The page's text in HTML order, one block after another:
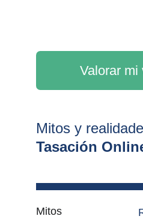
Valorar mi
Mitos y
Tasación
Mitos